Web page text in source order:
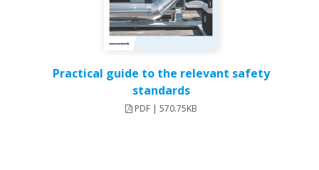
Practical guide to the relevant safety
standards
PDF | 570.75KB